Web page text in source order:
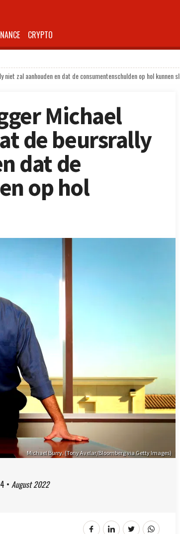
CRYPTO
zal aanhouden en dat de consumentenschulden op hol kunnen
Michael
de beursrally
dat de
op hol
Michael Burry. (Tony Avelar/Bloomberg via Getty Images)
• August 2022